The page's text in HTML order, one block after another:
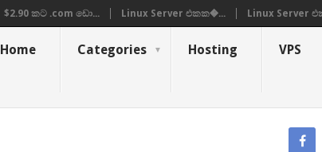
$2.90 කට .com ඩො... Linux Server එකක�... Linux Server
Home Categories Hosting VPS